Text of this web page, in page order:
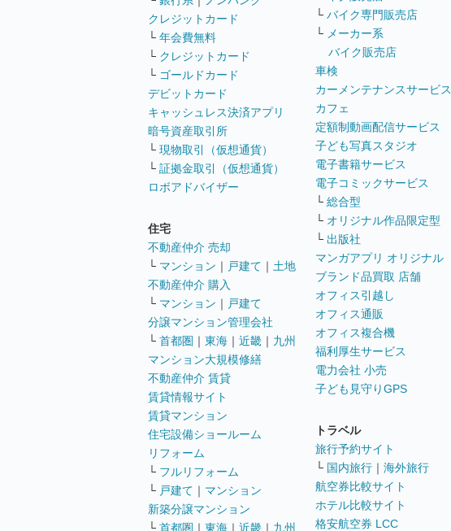
クレジットカード
└ 年会費無料
└ クレジットカード
└ ゴールドカード
デビットカード
キャッシュレス決済アプリ
暗号資産取引所
└ 現物取引（仮想通貨）
└ 証拠金取引（仮想通貨）
ロボアドバイザー
住宅
不動産仲介 売却
└ マンション ｜ 戸建て ｜ 土地
不動産仲介 購入
└ マンション ｜ 戸建て
分譲マンション管理会社
└ 首都圏 ｜ 東海 ｜ 近畿 ｜ 九州
マンション大規模修繕
不動産仲介 賃貸
賃貸情報サイト
賃貸マンション
住宅設備ショールーム
リフォーム
└ フルリフォーム
└ 戸建て ｜ マンション
新築分譲マンション
└ 首都圏 ｜ 東海 ｜ 近畿 ｜ 九州
└ バイク専門販売店
└ メーカー系
バイク販売店
車検
カーメンテナンスサービス
カフェ
定額制動画配信サービス
子ども写真スタジオ
電子書籍サービス
電子コミックサービス
└ 総合型
└ オリジナル作品限定型
└ 出版社
マンガアプリ オリジナル
ブランド品買取 店舗
オフィス引越し
オフィス通販
オフィス複合機
福利厚生サービス
電力会社 小売
子ども見守りGPS
トラベル
旅行予約サイト
└ 国内旅行 ｜ 海外旅行
航空券比較サイト
ホテル比較サイト
格安航空券 LCC